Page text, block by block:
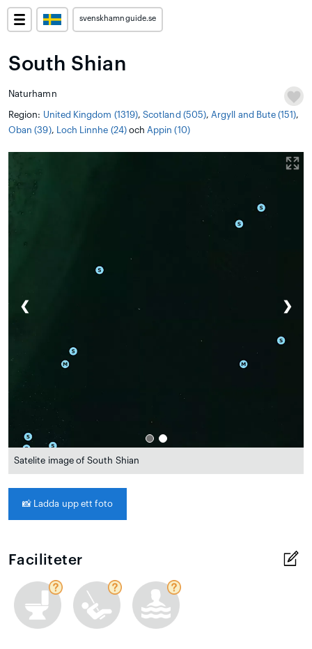
svenskhamnguide.se
South Shian
Naturhamn
Region: United Kingdom (1319),Scotland (505), Argyll and Bute (151),
Oban (39), Loch Linnhe (24)och Appin (10)
❮ ❯
Satelite image of South Shian
📸 Ladda upp ett foto
Faciliteter